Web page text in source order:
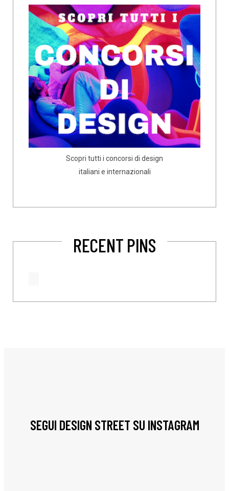
Scopri tutti i concorsi di design
italiani e internazionali
RECENT PINS
SEGUI DESIGN STREET SU INSTAGRAM